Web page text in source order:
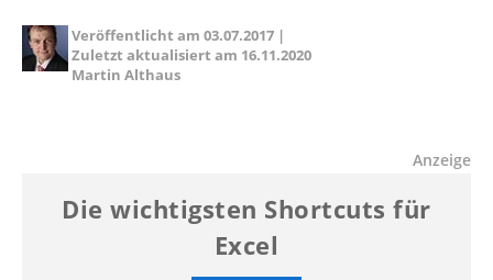
Veröffentlicht am03.07.2017 |
Zuletzt aktualisiert am 16.11.2020
Martin Althaus